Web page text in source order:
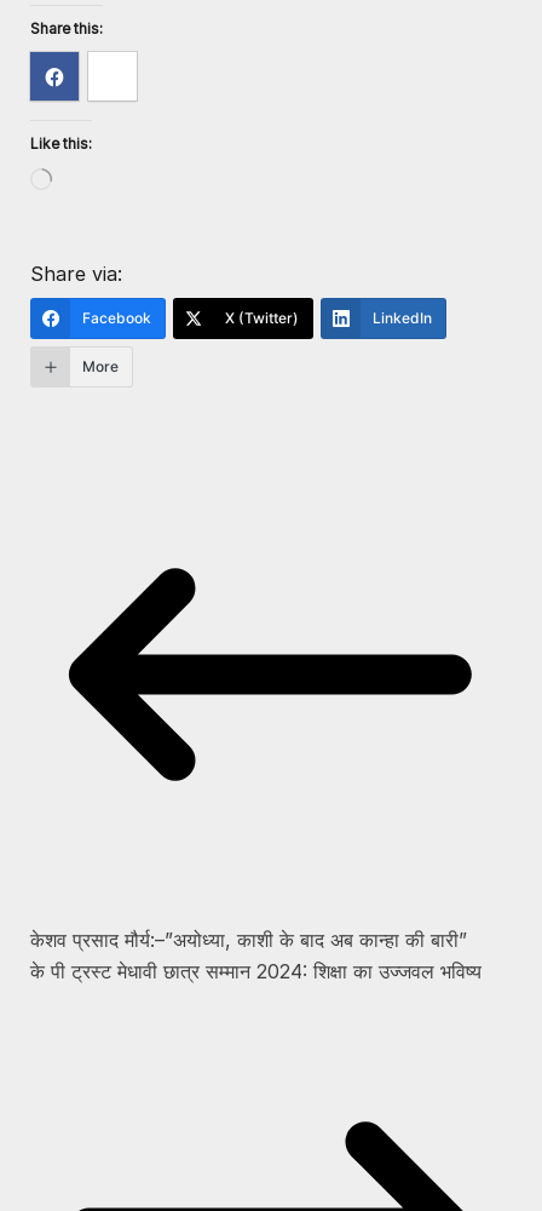
Share this:
Like this:
Share via:
Facebook X (Twitter) LinkedIn
More
केशव प्रसाद मौर्य:–”अयोध्या, काशी के बाद अब कान्हा की बारी”
के पी ट्रस्ट मेधावी छात्र सम्मान 2024: शिक्षा का उज्जवल भविष्य